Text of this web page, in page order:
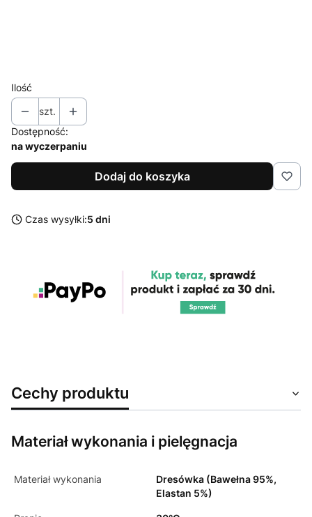
Ilość
szt.
Dostępność:
na wyczerpaniu
Dodaj do koszyka
Czas wysyłki:5 dni
Cechy produktu
Materiał wykonania i pielęgnacja
Materiał wykonania
Dresówka (Bawełna 95%,
Elastan 5%)